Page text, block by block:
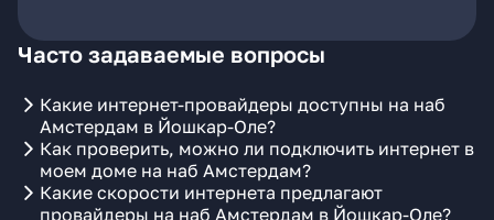
Часто задаваемые вопросы
Какие интернет-провайдеры доступны на наб
Амстердам в Йошкар-Оле?
Как проверить, можно ли подключить интернет в
моем доме на наб Амстердам?
Какие скорости интернета предлагают
провайдеры на наб Амстердам в Йошкар-Оле?